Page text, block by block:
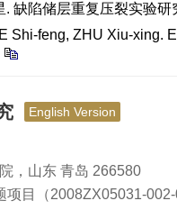
. 缺陷储层重复压裂实验
Shi-feng, ZHU Xiu-xing.
English Version
，山东 青岛 266580
项目（2008ZX05031-002-